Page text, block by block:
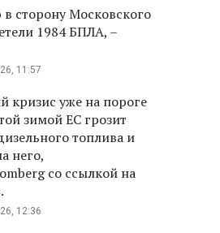
сторону Московского
1984 БПЛА, –
11:57
кризис уже на пороге
зимой ЕС грозит
топлива и
него,
со ссылкой на
12:36